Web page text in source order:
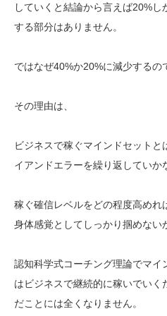
していくと結論から言えば20%
する部分はありません。
ではなぜ40%か20%に減少するの
その理由は、
ビジネスで稼ぐマインドセットと
イアンドエラーを繰り返していか
稼ぐ確信レベルをどの程度高め
身体感覚としてしっかり掴めない
認知科学式コーチング理論でマ
はビジネスで継続的に稼いでい
だことには全くなりません。